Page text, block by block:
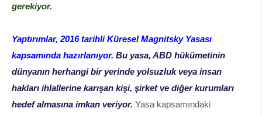
gerekiyor.
Yaptırımlar, 2016 tarihli Küresel Magnitsky Yasası
kapsamında hazırlanıyor. Bu yasa, ABD hükümetinin
dünyanın herhangi bir yerinde yolsuzluk veya insan
hakları ihlallerine karışan kişi, şirket ve diğer kurumları
hedef almasına imkan veriyor. Yasa kapsamındaki